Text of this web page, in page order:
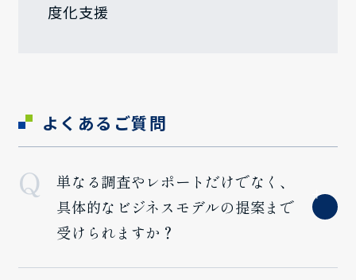
度化支援
よくあるご質問
単なる調査やレポートだけでなく、
具体的なビジネスモデルの提案まで
受けられますか？